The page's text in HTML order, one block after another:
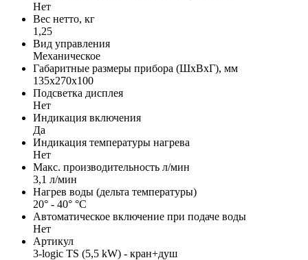
Нет
Вес нетто, кг
1,25
Вид управления
Механическое
Габаритные размеры прибора (ШхВхГ), мм
135x270x100
Подсветка дисплея
Нет
Индикация включения
Да
Индикация температуры нагрева
Нет
Макс. производительность л/мин
3,1 л/мин
Нагрев воды (дельта температуры)
20° - 40° °С
Автоматическое включение при подаче воды
Нет
Артикул
3-logic TS (5,5 kW) - кран+душ